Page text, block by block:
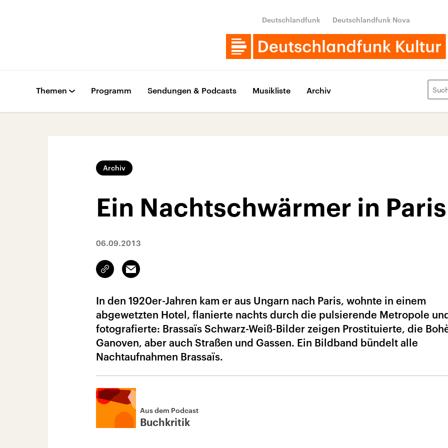
Deutschlandfunk Deutschlandfunk Nova
Themen Programm Sendungen & Podcasts Musikliste Archiv
Archiv
Ein Nachtschwärmer in Paris
06.09.2013
Link
kopieren/teilen
Email
In den 1920er-Jahren kam er aus Ungarn nach Paris, wohnte in einem
abgewetzten Hotel, flanierte nachts durch die pulsierende Metropole
fotografierte: Brassaïs Schwarz-Weiß-Bilder zeigen Prostituierte, die
Ganoven, aber auch Straßen und Gassen. Ein Bildband bündelt alle
Nachtaufnahmen Brassaïs.
Aus dem Podcast
Buchkritik